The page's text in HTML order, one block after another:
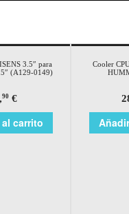
3.5″ para
(A129-0149)
90 €
carrito
Cooler